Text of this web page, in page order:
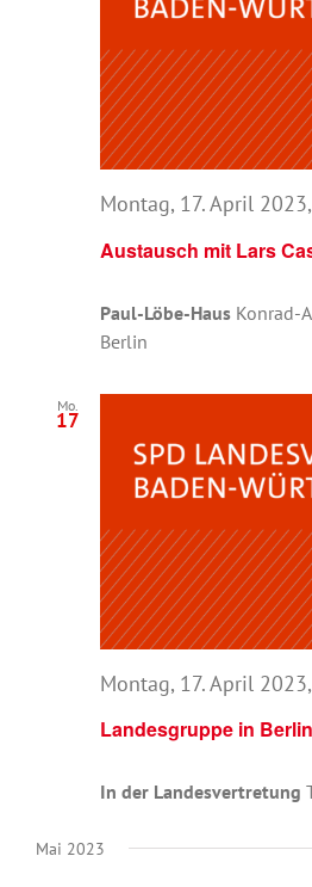
Austausch mit Lars
Montag, 17. April
Paul-Löbe-Haus Konrad-
Berlin
Mo.
17
Landesgruppe in Berlin
Montag, 17. April
In der Landesvertretung
Mai 2023